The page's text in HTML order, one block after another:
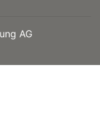
AG